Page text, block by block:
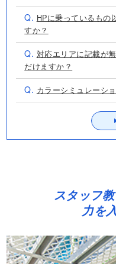
Q. HPに乗っているもの
すか？
Q. 対応エリアに記載が
だけますか？
Q. カラーシミュレーシ
スタッフ
力を